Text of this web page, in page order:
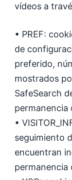
vídeos a
• PREF:
de
preferido,
mostrados
SafeSearch
permanencia
•
seguimiento
encuentran
permanencia